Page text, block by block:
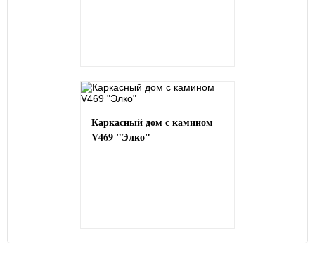
Каркасный дом с камином
V469 "Элко"